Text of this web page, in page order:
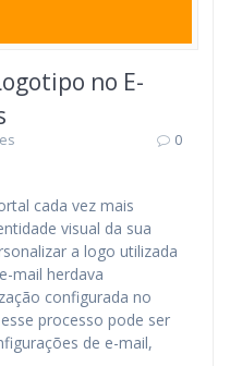
no E-
0
cada vez mais
visual da sua
a logo utilizada
mail herdava
configurada no
processo pode ser
de e-mail,